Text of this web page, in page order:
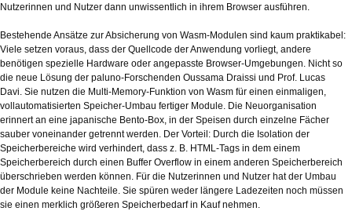
Nutzerinnen und Nutzer dann unwissentlich in ihrem Browser ausführen.
Bestehende Ansätze zur Absicherung von Wasm-Modulen sind kaum praktikabel:
Viele setzen voraus, dass der Quellcode der Anwendung vorliegt, andere
benötigen spezielle Hardware oder angepasste Browser-Umgebungen. Nicht so
die neue Lösung der paluno-Forschenden Oussama Draissi und Prof. Lucas
Davi. Sie nutzen die Multi-Memory-Funktion von Wasm für einen einmaligen,
vollautomatisierten Speicher-Umbau fertiger Module. Die Neuorganisation
erinnert an eine japanische Bento-Box, in der Speisen durch einzelne Fächer
sauber voneinander getrennt werden. Der Vorteil: Durch die Isolation der
Speicherbereiche wird verhindert, dass z. B. HTML-Tags in dem einem
Speicherbereich durch einen Buffer Overflow in einem anderen Speicherbereich
überschrieben werden können. Für die Nutzerinnen und Nutzer hat der Umbau
der Module keine Nachteile. Sie spüren weder längere Ladezeiten noch müssen
sie einen merklich größeren Speicherbedarf in Kauf nehmen.